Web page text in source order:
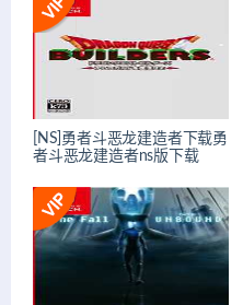
[NS]勇者斗恶龙建造者下载勇
者斗恶龙建造者ns版下载